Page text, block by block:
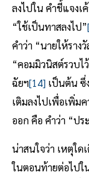
ลงไปใน คำชี้แจงเ
“ใช้เป็นทาสลงไป”
คำว่า “นายให้ราง
“คอมมิวนิสต์รวบ
ฉัยฯ[14] เป็นต้น ซึ่
เติมลงไปเพื่อเพิ่ม
ออก คือ คำว่า “ปร
น่าสนใจว่า เหตุใด
ในตอนท้ายต่อไป